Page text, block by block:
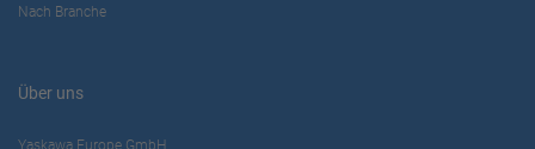
Nach Branche
Über uns
Yaskawa Europe GmbH